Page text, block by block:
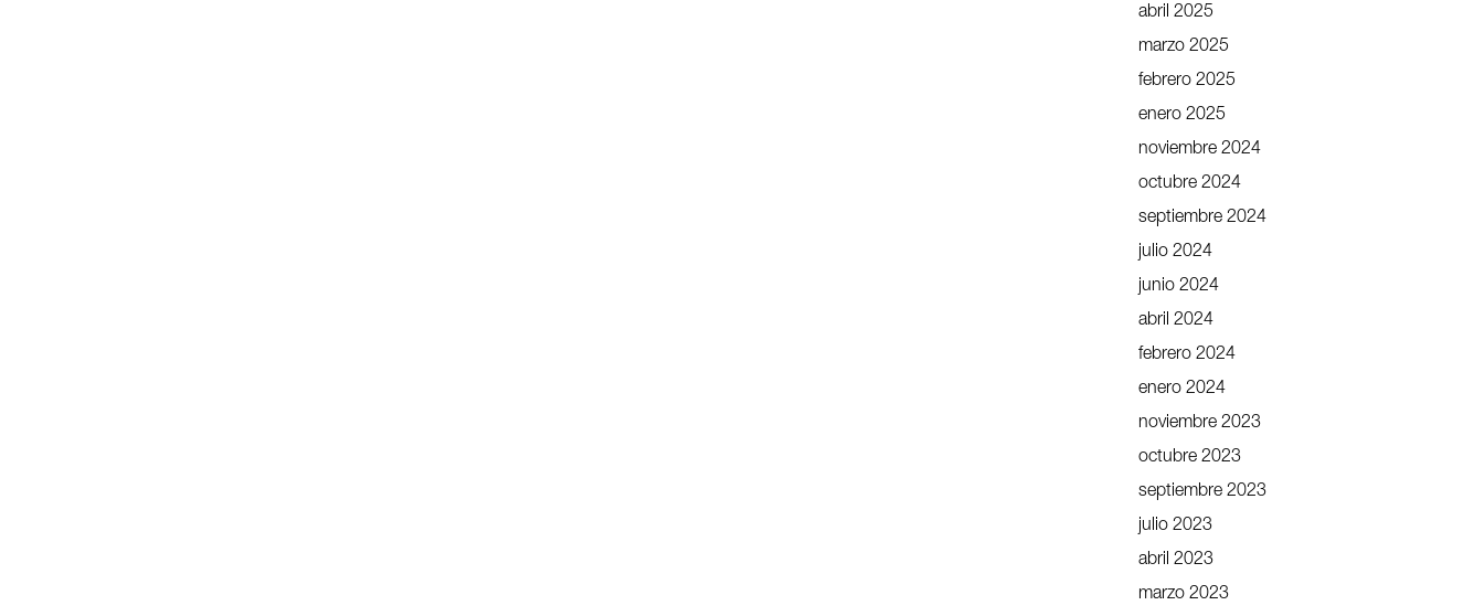
abril 2025
marzo 2025
febrero 2025
enero 2025
noviembre 2024
octubre 2024
septiembre 2024
julio 2024
junio 2024
abril 2024
febrero 2024
enero 2024
noviembre 2023
octubre 2023
septiembre 2023
julio 2023
abril 2023
marzo 2023